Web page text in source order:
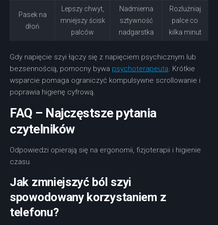
Pasek na
dłoń
Lepszy chwyt,
mniejszy ścisk
palców
Nadmierna
sztywność
nadgarstka
Rozluźniaj
palce co
kilka minut
Gdy napięcie szyi łączy się z napięciem psychicznym lub
bezsennością, pomocny bywa psychoterapeuta. Krótkie
wsparcie pomaga ograniczyć kompulsywne scrollowanie i
poprawia higienę cyfrową.
FAQ – Najczęstsze pytania
czytelników
Odpowiedzi opierają się na ergonomii, fizjoterapii i higienie
czasu.
Jak zmniejszyć ból szyi
spowodowany korzystaniem z
telefonu?